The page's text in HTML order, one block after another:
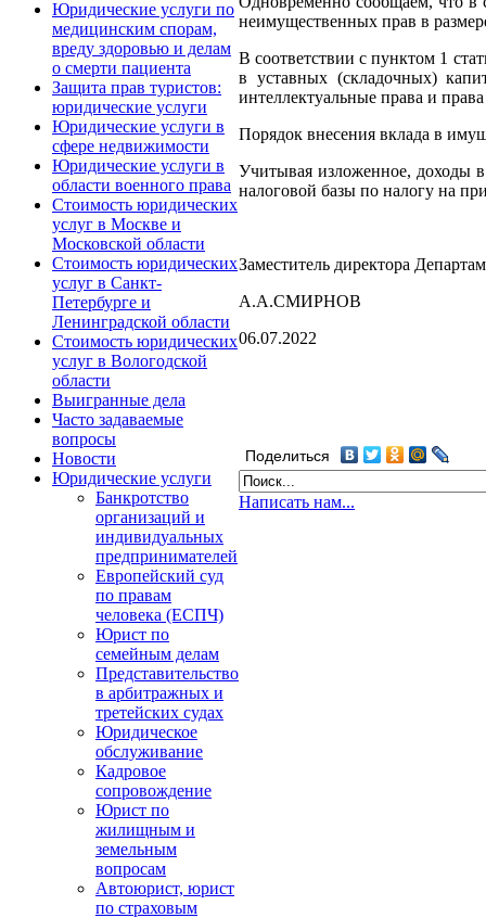
Юридические услуги по
медицинским спорам,
вреду здоровью и делам
о смерти пациента
Защита прав туристов:
юридические услуги
Юридические услуги в
сфере недвижимости
Юридические услуги в
области военного права
Стоимость юридических
услуг в Москве и
Московской области
Стоимость юридических
услуг в Санкт-
Петербурге и
Ленинградской области
Стоимость юридических
услуг в Вологодской
области
Выигранные дела
Часто задаваемые
вопросы
Новости
Юридические услуги
Банкротство
организаций и
индивидуальных
предпринимателей
Европейский суд
по правам
человека (ЕСПЧ)
Юрист по
семейным делам
Представительство
в арбитражных и
третейских судах
Юридическое
обслуживание
Кадровое
сопровождение
Юрист по
жилищным и
земельным
вопросам
Автоюрист, юрист
по страховым
неимущественных прав в
В соответствии с пунктом 1
в уставных (складочных)
интеллектуальные права и
Порядок внесения вклада в
Учитывая изложенное, доходы
налоговой базы по налогу на
Заместитель директора
А.А.СМИРНОВ
06.07.2022
Поделиться
Написать нам...